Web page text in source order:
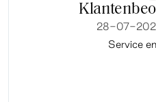
28-07-
Service